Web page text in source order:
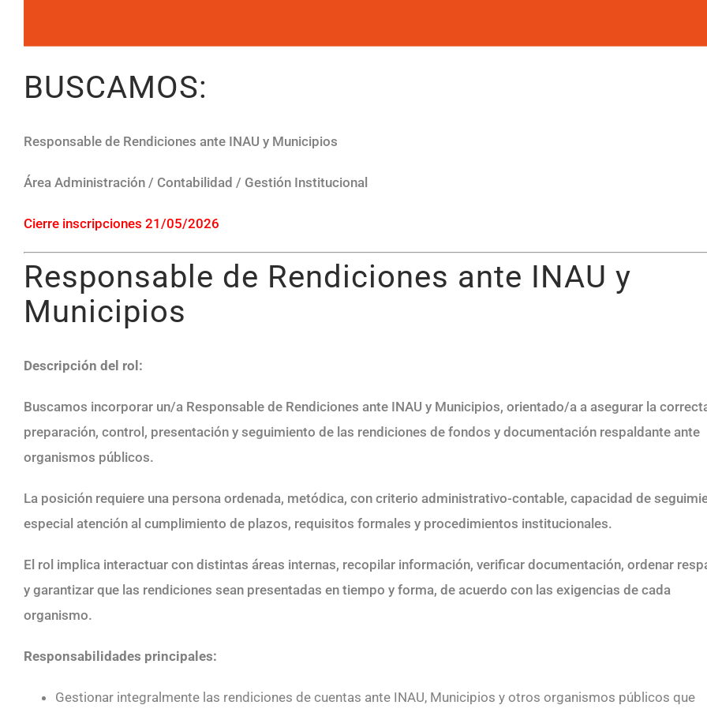
BUSCAMOS:
Responsable de Rendiciones ante INAU y Municipios
Área Administración / Contabilidad / Gestión Institucional
Cierre inscripciones 21/05/2026
Responsable de Rendiciones ante INAU y
Municipios
Descripción del rol:
Buscamos incorporar un/a Responsable de Rendiciones ante INAU y Municipios, orientado/a a asegurar la
preparación, control, presentación y seguimiento de las rendiciones de fondos y documentación respaldante ante
organismos públicos.
La posición requiere una persona ordenada, metódica, con criterio administrativo-contable, capacidad de
especial atención al cumplimiento de plazos, requisitos formales y procedimientos institucionales.
El rol implica interactuar con distintas áreas internas, recopilar información, verificar documentación, ordenar
y garantizar que las rendiciones sean presentadas en tiempo y forma, de acuerdo con las exigencias de cada
organismo.
Responsabilidades principales:
Gestionar integralmente las rendiciones de cuentas ante INAU, Municipios y otros organismos públicos que